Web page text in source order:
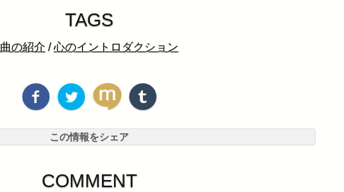
TAGS
曲の紹介 /心のイントロダクション
この情報をシェア
COMMENT